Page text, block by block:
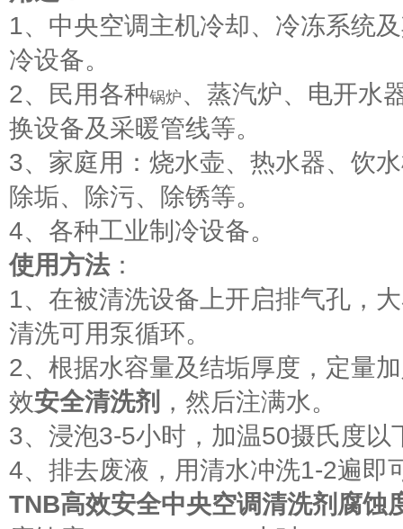
1、中央空调主机冷却、冷冻系统
冷设备。
2、民用各种锅炉 、蒸汽炉、电开水
换设备及采暖管线等。
3、家庭用：烧水壶、热水器、饮
除垢、除污、除锈等。
4、各种工业制冷设备。
使用方法：
1、在被清洗设备上开启排气孔，
清洗可用泵循环。
2、根据水容量及结垢厚度，定量
效安全清洗剂 ，然后注满水。
3、浸泡3-5小时，加温50摄氏度以
4、排去废液，用清水冲洗1-2遍即
TNB高效安全中央空调清洗剂腐蚀